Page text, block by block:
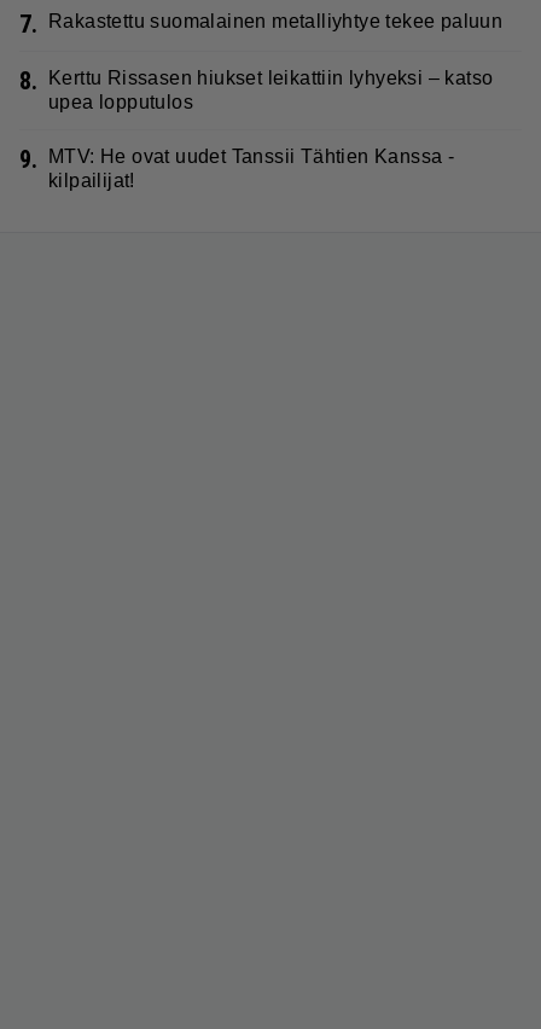
7. Rakastettu suomalainen metalliyhtye tekee paluun
8.
Kerttu Rissasen hiukset leikattiin lyhyeksi – katso
upea lopputulos
9.
MTV: He ovat uudet Tanssii Tähtien Kanssa -
kilpailijat!